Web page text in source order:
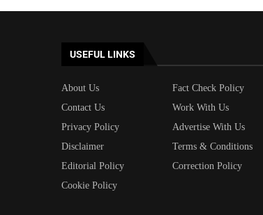
USEFUL LINKS
About Us
Fact Check Policy
Contact Us
Work With Us
Privacy Policy
Advertise With Us
Disclaimer
Terms & Conditions
Editorial Policy
Correction Policy
Cookie Policy